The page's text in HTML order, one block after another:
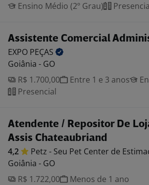
Ensino Médio (2º Grau)
Assistente Comercial
EXPO PEÇAS
Goiânia - GO
R$ 1.700,00
Entre 1 e 3 anos
Presencial
Atendente / Repositor De
Assis Chateaubriand
4,2 Petz - Seu Pet Center de
Goiânia - GO
R$ 1.722,00
Menos de 1 ano